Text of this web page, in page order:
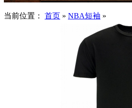
当前位置： 首页 » NBA短袖 »